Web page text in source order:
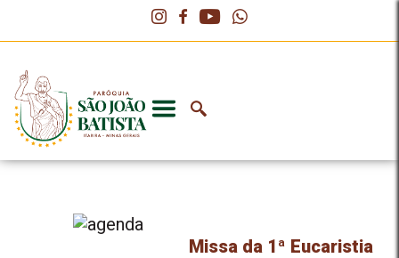
Missa da 1ª Eucaristia